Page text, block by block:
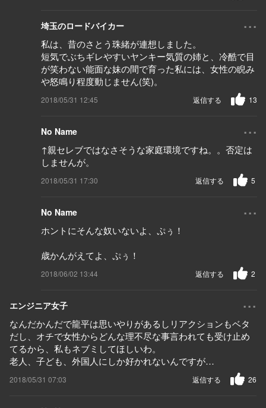
埼玉のロードバイカー ...
私は、昔のさとう珠緒が連想しました。
短気でぶちギレやすいヤンキー気質の姉と、冷酷で目
が笑わない能面な妹の間で育った私には、女性の睨み
や怒鳴り程度動じません(笑)。
2018/05/31 12:45 13
返信する
No Name ...
↑親セレブではなさそうな家庭環境ですね。。否定は
しませんが。
2018/05/31 17:30 5
返信する
No Name ...
ホントにそんな奴いないよ、ぷぅ！
歳かんがえてよ、ぷぅ！
2018/06/02 13:44 2
返信する
エンジニア女子 ...
なんだかんだで龍平は思いやりがあるしリアクションもベタ
だし、オチで女性からどんな理不尽な事言われても受け止め
てるから、私もネブミしてほしいわ。
老人、子ども、外国人にしか好かれないんですが…
2018/05/31 07:03 26
返信する